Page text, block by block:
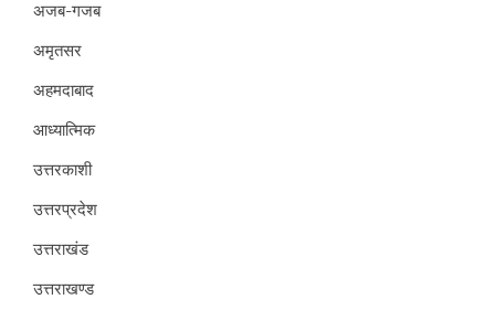
अजब-गजब
अमृतसर
अहमदाबाद
आध्यात्मिक
उत्तरकाशी
उत्तरप्रदेश
उत्तराखंड
उत्तराखण्ड